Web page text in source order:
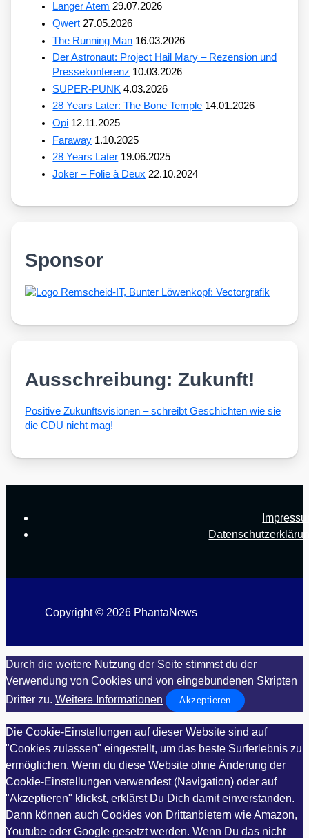
Langer Atem 29.07.2026
Qwert 27.05.2026
The Running Man 16.03.2026
Der Astronaut: Project Hail Mary – Rezension und
Pressekonferenz 10.03.2026
SUPER-PUNK 4.03.2026
28 Years Later: The Bone Temple 14.01.2026
Opi 12.11.2025
Faraway 1.10.2025
28 Years Later 19.06.2025
Joker – Folie à Deux 22.10.2024
Sponsor
Ausschreibung: Zukunft!
Posi­ti­ve Zukunfts­vi­sio­nen – schreibt Geschich­ten wie sie
die CDU nicht mag!
Copyright © 2026 PhantaNews
Durch die weitere Nutzung der Seite stimmst du der
Verwendung von Cookies und von eingebundenen Skripten
Dritter zu. Weitere Informationen Akzeptieren
Die Cookie-Einstellungen auf dieser Website sind auf
"Cookies zulassen" eingestellt, um das beste Surferlebnis zu
ermöglichen. Wenn du diese Website ohne Änderung der
Cookie-Einstellungen verwendest (Navigation) oder auf
"Akzeptieren" klickst, erklärst Du Dich damit einverstanden.
Dann können auch Cookies von Drittanbietern wie Amazon,
Youtube oder Google gesetzt werden. Wenn Du das nicht